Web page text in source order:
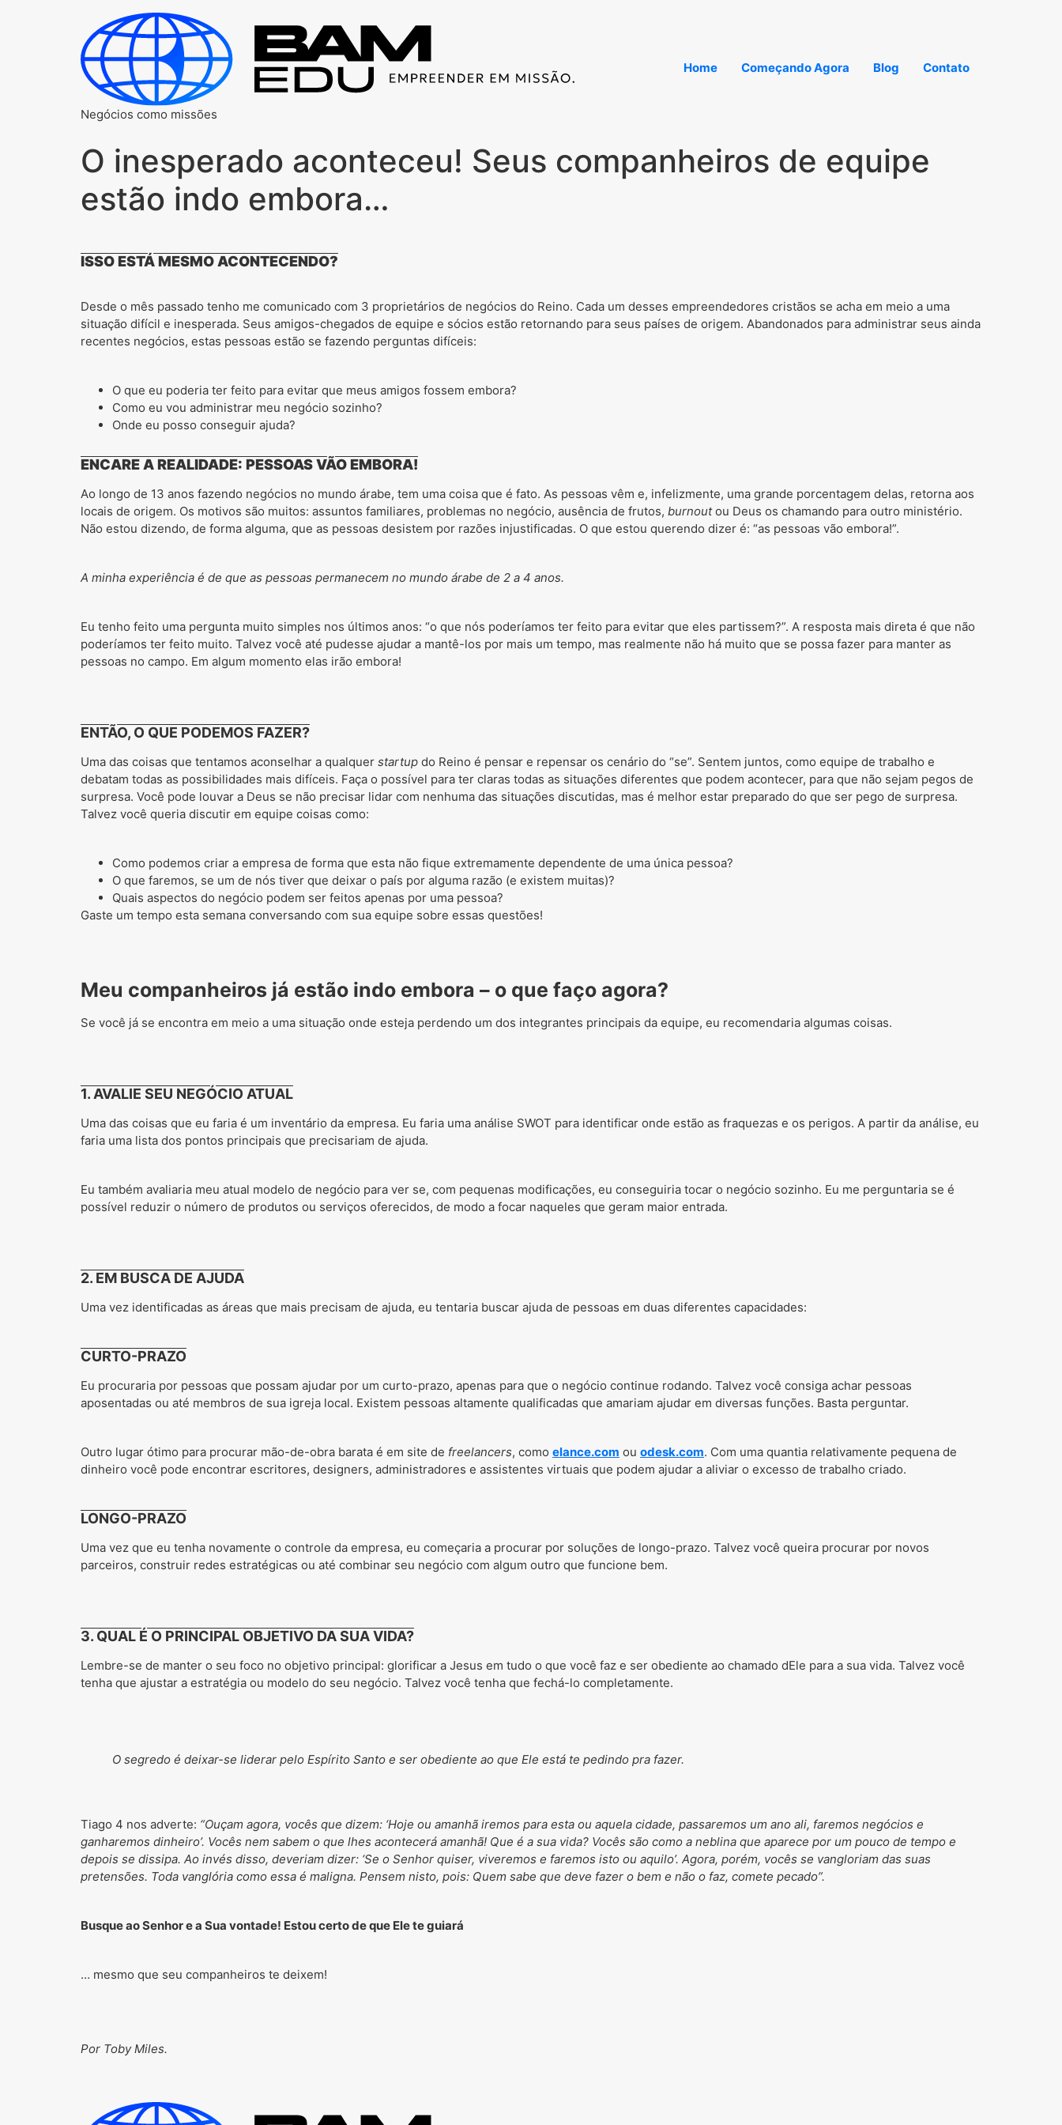
Negócios como missões
Home Começando Agora Blog Contato
O inesperado aconteceu! Seus companheiros de equipe
estão indo embora…
ISSO ESTÁ MESMO ACONTECENDO?
Desde o mês passado tenho me comunicado com 3 proprietários de negócios do Reino. Cada um desses empreendedores cristãos se acha em meio a uma
situação difícil e inesperada. Seus amigos-chegados de equipe e sócios estão retornando para seus países de origem. Abandonados para administrar seus ainda
recentes negócios, estas pessoas estão se fazendo perguntas difíceis:
O que eu poderia ter feito para evitar que meus amigos fossem embora?
Como eu vou administrar meu negócio sozinho?
Onde eu posso conseguir ajuda?
ENCARE A REALIDADE: PESSOAS VÃO EMBORA!
Ao longo de 13 anos fazendo negócios no mundo árabe, tem uma coisa que é fato. As pessoas vêm e, infelizmente, uma grande porcentagem delas, retorna aos
locais de origem. Os motivos são muitos: assuntos familiares, problemas no negócio, ausência de frutos, burnoutou Deus os chamando para outro ministério.
Não estou dizendo, de forma alguma, que as pessoas desistem por razões injustificadas. O que estou querendo dizer é: “as pessoas vão embora!”.
A minha experiência é de que as pessoas permanecem no mundo árabe de 2 a 4 anos.
Eu tenho feito uma pergunta muito simples nos últimos anos: “o que nós poderíamos ter feito para evitar que eles partissem?”. A resposta mais direta é que não
poderíamos ter feito muito. Talvez você até pudesse ajudar a mantê-los por mais um tempo, mas realmente não há muito que se possa fazer para manter as
pessoas no campo. Em algum momento elas irão embora!
ENTÃO, O QUE PODEMOS FAZER?
Uma das coisas que tentamos aconselhar a qualquer startup do Reino é pensar e repensar os cenário do “se”. Sentem juntos, como equipe de trabalho e
debatam todas as possibilidades mais difíceis. Faça o possível para ter claras todas as situações diferentes que podem acontecer, para que não sejam pegos de
surpresa. Você pode louvar a Deus se não precisar lidar com nenhuma das situações discutidas, mas é melhor estar preparado do que ser pego de surpresa.
Talvez você queria discutir em equipe coisas como:
Como podemos criar a empresa de forma que esta não fique extremamente dependente de uma única pessoa?
O que faremos, se um de nós tiver que deixar o país por alguma razão (e existem muitas)?
Quais aspectos do negócio podem ser feitos apenas por uma pessoa?
Gaste um tempo esta semana conversando com sua equipe sobre essas questões!
Meu companheiros já estão indo embora – o que faço agora?
Se você já se encontra em meio a uma situação onde esteja perdendo um dos integrantes principais da equipe, eu recomendaria algumas coisas.
1. AVALIE SEU NEGÓCIO ATUAL
Uma das coisas que eu faria é um inventário da empresa. Eu faria uma análise SWOT para identificar onde estão as fraquezas e os perigos. A partir da análise, eu
faria uma lista dos pontos principais que precisariam de ajuda.
Eu também avaliaria meu atual modelo de negócio para ver se, com pequenas modificações, eu conseguiria tocar o negócio sozinho. Eu me perguntaria se é
possível reduzir o número de produtos ou serviços oferecidos, de modo a focar naqueles que geram maior entrada.
2. EM BUSCA DE AJUDA
Uma vez identificadas as áreas que mais precisam de ajuda, eu tentaria buscar ajuda de pessoas em duas diferentes capacidades:
CURTO-PRAZO
Eu procuraria por pessoas que possam ajudar por um curto-prazo, apenas para que o negócio continue rodando. Talvez você consiga achar pessoas
aposentadas ou até membros de sua igreja local. Existem pessoas altamente qualificadas que amariam ajudar em diversas funções. Basta perguntar.
Outro lugar ótimo para procurar mão-de-obra barata é em site de freelancers, como elance.com ou odesk.com. Com uma quantia relativamente pequena de
dinheiro você pode encontrar escritores, designers, administradores e assistentes virtuais que podem ajudar a aliviar o excesso de trabalho criado.
LONGO-PRAZO
Uma vez que eu tenha novamente o controle da empresa, eu começaria a procurar por soluções de longo-prazo. Talvez você queira procurar por novos
parceiros, construir redes estratégicas ou até combinar seu negócio com algum outro que funcione bem.
3. QUAL É O PRINCIPAL OBJETIVO DA SUA VIDA?
Lembre-se de manter o seu foco no objetivo principal: glorificar a Jesus em tudo o que você faz e ser obediente ao chamado dEle para a sua vida. Talvez você
tenha que ajustar a estratégia ou modelo do seu negócio. Talvez você tenha que fechá-lo completamente.
O segredo é deixar-se liderar pelo Espírito Santo e ser obediente ao que Ele está te pedindo pra fazer.
Tiago 4 nos adverte: “Ouçam agora, vocês que dizem: ‘Hoje ou amanhã iremos para esta ou aquela cidade, passaremos um ano ali, faremos negócios e
ganharemos dinheiro’. Vocês nem sabem o que lhes acontecerá amanhã! Que é a sua vida? Vocês são como a neblina que aparece por um pouco de tempo e
depois se dissipa. Ao invés disso, deveriam dizer: ‘Se o Senhor quiser, viveremos e faremos isto ou aquilo’. Agora, porém, vocês se vangloriam das suas
pretensões. Toda vanglória como essa é maligna. Pensem nisto, pois: Quem sabe que deve fazer o bem e não o faz, comete pecado”.
Busque ao Senhor e a Sua vontade! Estou certo de que Ele te guiará
… mesmo que seu companheiros te deixem!
Por Toby Miles.